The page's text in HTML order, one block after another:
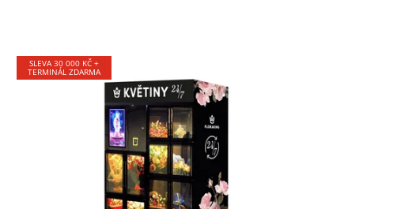
SLEVA 30 000 KČ +
TERMINÁL ZDARMA